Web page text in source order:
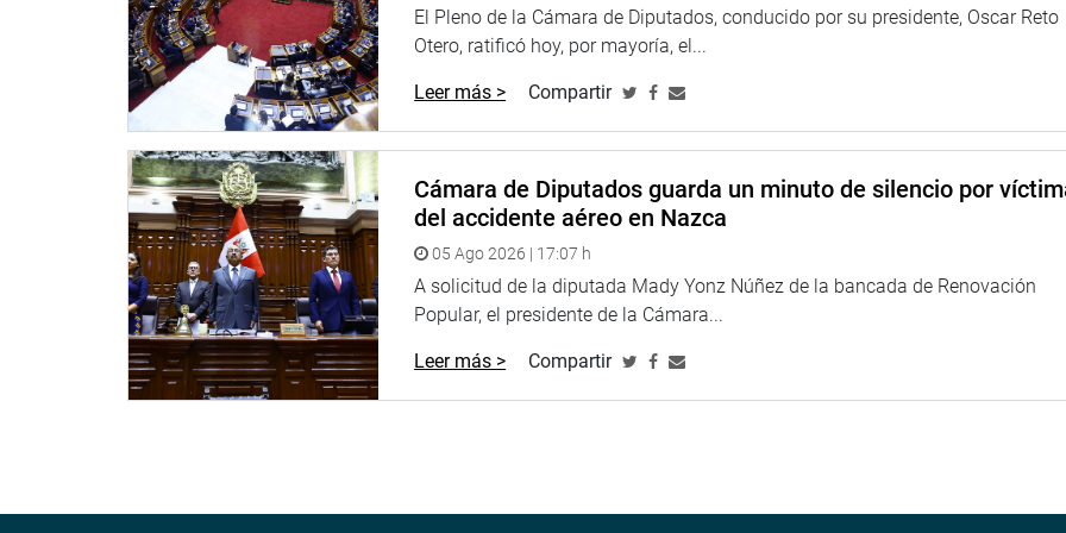
en el Perú.
OFICINA DE COMUNICACIONES E IMAGEN INSTITUCIONAL
El Pleno de la Cámara de Diputados, conducido por su presidente, Oscar Reto
Otero, ratificó hoy, por mayoría, el...
Leer más > Compartir
Cámara de Diputados guarda un minuto de silencio por
del accidente aéreo en Nazca
05 Ago 2026 | 17:07 h
A solicitud de la diputada Mady Yonz Núñez de la bancada de Renovación
Popular, el presidente de la Cámara...
Leer más > Compartir